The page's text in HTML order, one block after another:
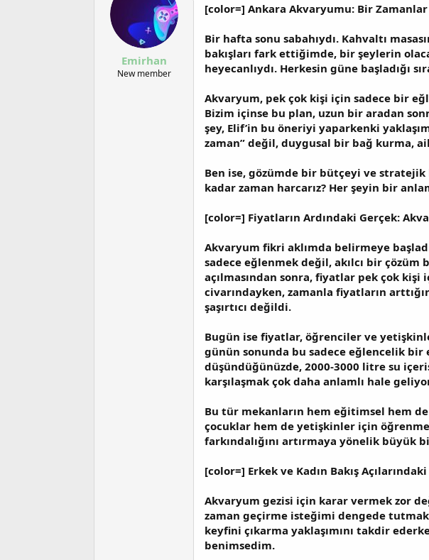
a
n
g
ı
ç
t
Emirhan
New member
[color=] Ankara Akvaryumu: Bir
Bir hafta sonu sabahıydı. Kahvaltı
bakışları fark ettiğimde, bir şeylerin
heyecanlıydı. Herkesin güne başladığı
Akvaryum, pek çok kişi için sadece bir
Bizim içinse bu plan, uzun bir aradan
şey, Elif’in bu öneriyi yaparkenki
zaman” değil, duygusal bir bağ kurma,
Ben ise, gözümde bir bütçeyi ve
kadar zaman harcarız? Her şeyin bir
[color=] Fiyatların Ardındaki Gerçek:
Akvaryum fikri aklımda belirmeye
sadece eğlenmek değil, akılcı bir
açılmasından sonra, fiyatlar pek çok kişi
civarındayken, zamanla fiyatların
şaşırtıcı değildi.
Bugün ise fiyatlar, öğrenciler ve
günün sonunda bu sadece eğlencelik
düşündüğünüzde, 2000-3000 litre su
karşılaşmak çok daha anlamlı hale
Bu tür mekanların hem eğitimsel hem
çocuklar hem de yetişkinler için
farkındalığını artırmaya yönelik büyük
[color=] Erkek ve Kadın Bakış
Akvaryum gezisi için karar vermek zor
zaman geçirme isteğimi dengede
keyfini çıkarma yaklaşımını takdir
benimsedim.